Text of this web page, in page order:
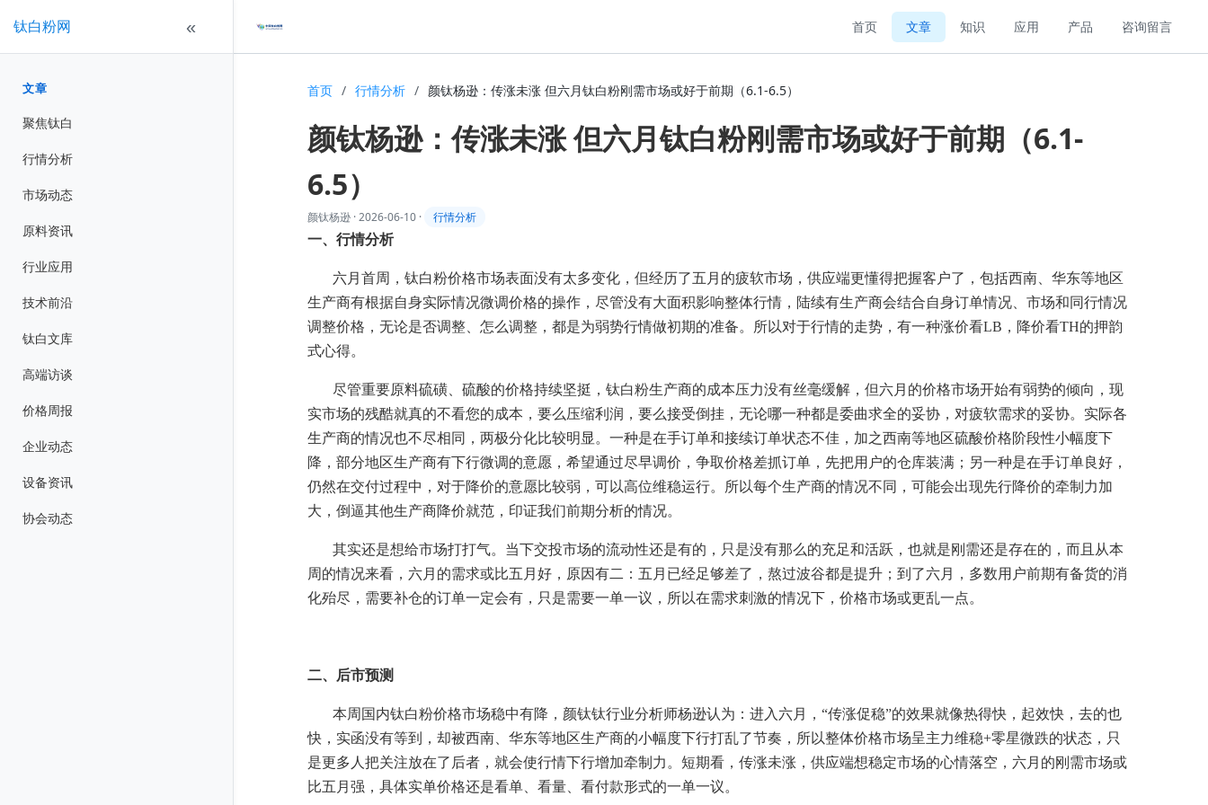
钛白粉网 «
文章
聚焦钛白
行情分析
市场动态
原料资讯
行业应用
技术前沿
钛白文库
高端访谈
价格周报
企业动态
设备资讯
协会动态
首页 文章 知识 应用 产品 咨询留言
首页 / 行情分析 / 颜钛杨逊：传涨未涨 但六月钛白粉刚需市场或好于前期（6.1-6.5）
颜钛杨逊：传涨未涨 但六月钛白粉刚需市场或好于前期（6.1-
6.5）
颜钛杨逊 ·2026-06-10 · 行情分析
一、行情分析
六月首周，钛白粉价格市场表面没有太多变化，但经历了五月的疲软市场，供应端更懂得把握客户了，包括西南、华东等地区
生产商有根据自身实际情况微调价格的操作，尽管没有大面积影响整体行情，陆续有生产商会结合自身订单情况、市场和同行情况
调整价格，无论是否调整、怎么调整，都是为弱势行情做初期的准备。所以对于行情的走势，有一种涨价看LB ，降价看TH的押韵
式心得。
尽管重要原料硫磺、硫酸的价格持续坚挺，钛白粉生产商的成本压力没有丝毫缓解，但六月的价格市场开始有弱势的倾向，现
实市场的残酷就真的不看您的成本，要么压缩利润，要么接受倒挂，无论哪一种都是委曲求全的妥协，对疲软需求的妥协。实际各
生产商的情况也不尽相同，两极分化比较明显。一种是在手订单和接续订单状态不佳，加之西南等地区硫酸价格阶段性小幅度下
降，部分地区生产商有下行微调的意愿，希望通过尽早调价，争取价格差抓订单，先把用户的仓库装满；另一种是在手订单良好，
仍然在交付过程中，对于降价的意愿比较弱，可以高位维稳运行。所以每个生产商的情况不同，可能会出现先行降价的牵制力加
大，倒逼其他生产商降价就范，印证我们前期分析的情况。
其实还是想给市场打打气。当下交投市场的流动性还是有的，只是没有那么的充足和活跃，也就是刚需还是存在的，而且从本
周的情况来看，六月的需求或比五月好，原因有二：五月已经足够差了，熬过波谷都是提升；到了六月，多数用户前期有备货的消
化殆尽，需要补仓的订单一定会有，只是需要一单一议，所以在需求刺激的情况下，价格市场或更乱一点。
二、后市预测
本周国内钛白粉价格市场稳中有降，颜钛钛行业分析师杨逊认为： 进入六月，“传涨促稳”的效果就像热得快，起效快，去的也
快，实函没有等到，却被西南、华东等地区生产商的小幅度下行打乱了节奏，所以整体价格市场呈主力维稳+零星微跌的状态，只
是更多人把关注放在了后者，就会使行情下行增加牵制力。短期看，传涨未涨，供应端想稳定市场的心情落空，六月的刚需市场或
比五月强，具体实单价格还是看单、看量、看付款形式的一单一议。